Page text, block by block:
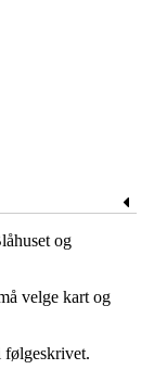
og
velge kart og
følgeskrivet.